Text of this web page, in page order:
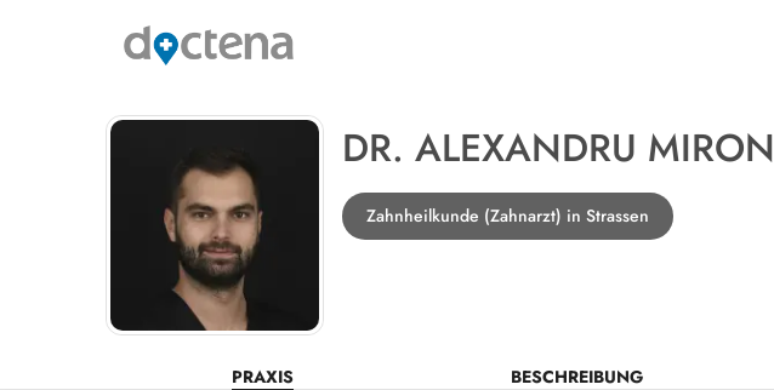
DR. ALEXANDRU MIRON
Zahnheilkunde (Zahnarzt) in Strassen
PRAXIS BESCHREIBUNG